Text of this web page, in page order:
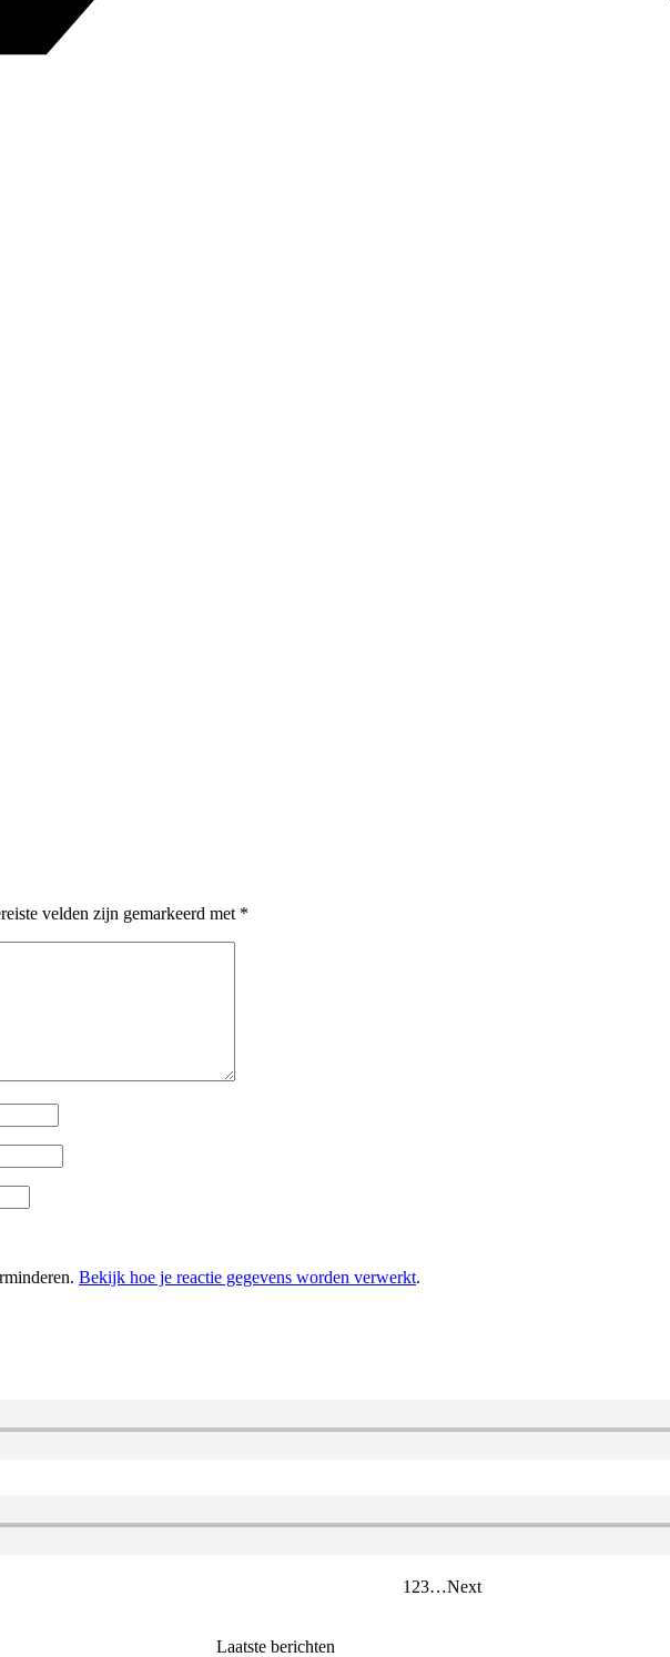
velden zijn gemarkeerd met *
Bekijk hoe je reactie gegevens worden verwerkt.
1 23…Next
Laatste berichten